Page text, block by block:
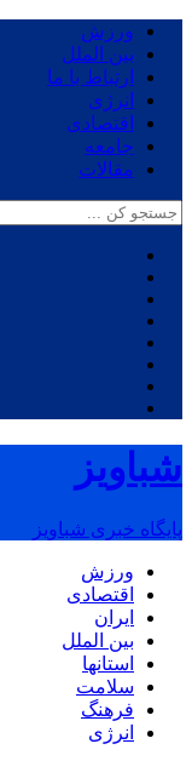
ورزش
بین الملل
ارتباط با ما
انرژی
اقتصادی
جامعه
مقالات
شباویز
پایگاه خبری شباویز
ورزش
اقتصادی
ایران
بین الملل
استانها
سلامت
فرهنگ
انرژی